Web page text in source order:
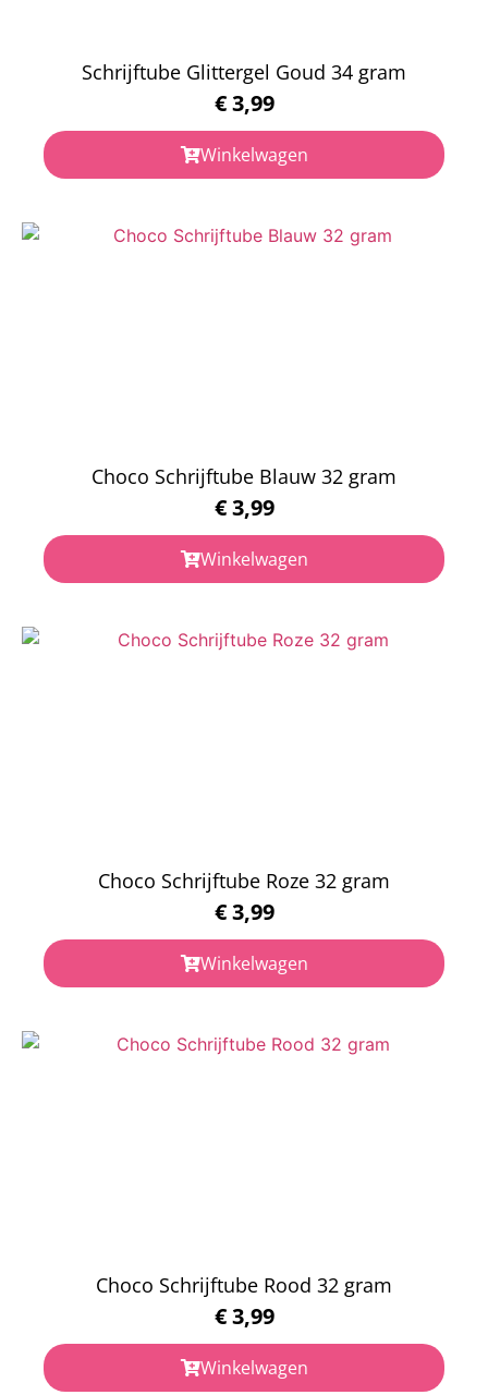
Schrijftube Glittergel Goud 34 gram
€3,99
Winkelwagen
Choco Schrijftube Blauw 32 gram
€3,99
Winkelwagen
Choco Schrijftube Roze 32 gram
€3,99
Winkelwagen
Choco Schrijftube Rood 32 gram
€3,99
Winkelwagen